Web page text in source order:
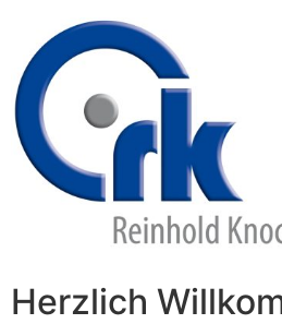
Inhalt
springen
Herzlich